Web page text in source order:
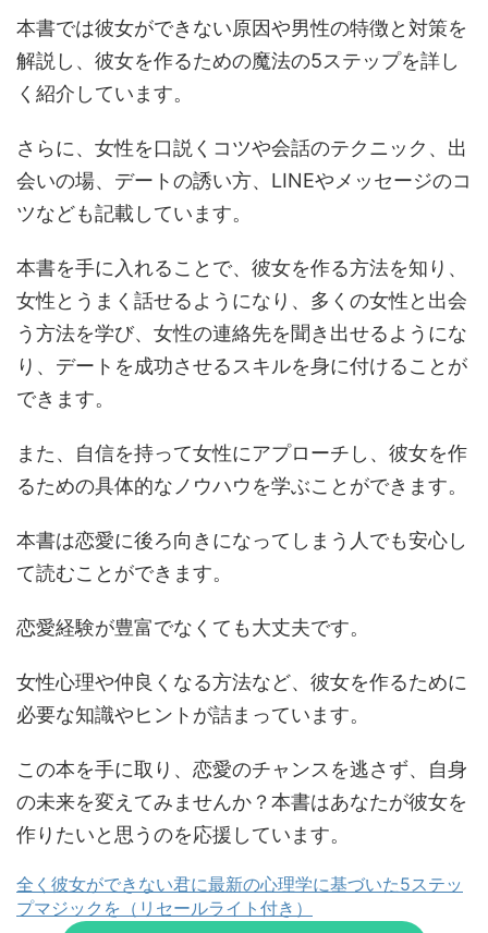
本書では彼女ができない原因や男性の特徴と対策を
解説し、彼女を作るための魔法の5ステップを詳し
く紹介しています。
さらに、女性を口説くコツや会話のテクニック、出
会いの場、デートの誘い方、LINEやメッセージのコ
ツなども記載しています。
本書を手に入れることで、彼女を作る方法を知り、
女性とうまく話せるようになり、多くの女性と出会
う方法を学び、女性の連絡先を聞き出せるようにな
り、デートを成功させるスキルを身に付けることが
できます。
また、自信を持って女性にアプローチし、彼女を作
るための具体的なノウハウを学ぶことができます。
本書は恋愛に後ろ向きになってしまう人でも安心し
て読むことができます。
恋愛経験が豊富でなくても大丈夫です。
女性心理や仲良くなる方法など、彼女を作るために
必要な知識やヒントが詰まっています。
この本を手に取り、恋愛のチャンスを逃さず、自身
の未来を変えてみませんか？本書はあなたが彼女を
作りたいと思うのを応援しています。
全く彼女ができない君に最新の心理学に基づいた5ステッ
プマジックを（リセールライト付き）